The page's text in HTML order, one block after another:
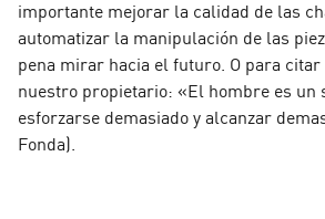
importante mejorar la calidad de las
automatizar la manipulación de las
pena mirar hacia el futuro. O para
nuestro propietario: «El hombre es un
esforzarse demasiado y alcanzar
Fonda).